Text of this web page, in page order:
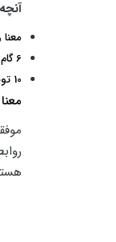
6 گام تا رسیدن به موفقیت
10 توصیه برای اینکه در زندگی به موفقیت دست پیدا کنید